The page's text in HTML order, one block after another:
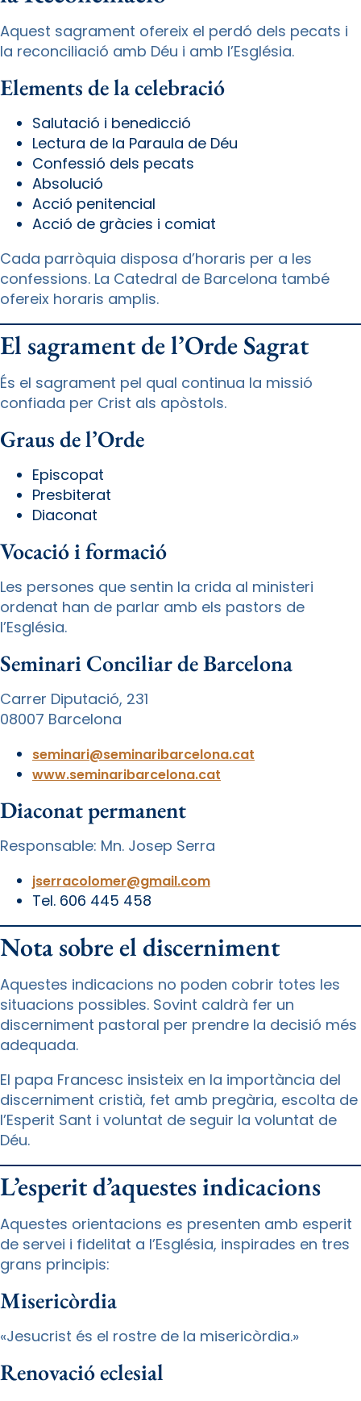
Aquest sagrament ofereix el perdó dels pecats i
la reconciliació amb Déu i amb l’Església.
Elements de la celebració
Salutació i benedicció
Lectura de la Paraula de Déu
Confessió dels pecats
Absolució
Acció penitencial
Acció de gràcies i comiat
Cada parròquia disposa d’horaris per a les
confessions. La Catedral de Barcelona també
ofereix horaris amplis.
El sagrament de l’Orde Sagrat
És el sagrament pel qual continua la missió
confiada per Crist als apòstols.
Graus de l’Orde
Episcopat
Presbiterat
Diaconat
Vocació i formació
Les persones que sentin la crida al ministeri
ordenat han de parlar amb els pastors de
l’Església.
Seminari Conciliar de Barcelona
Carrer Diputació, 231
08007 Barcelona
seminari@seminaribarcelona.cat
www.seminaribarcelona.cat
Diaconat permanent
Responsable: Mn. Josep Serra
jserracolomer@gmail.com
Tel. 606 445 458
Nota sobre el discerniment
Aquestes indicacions no poden cobrir totes les
situacions possibles. Sovint caldrà fer un
discerniment pastoral per prendre la decisió més
adequada.
El papa Francesc insisteix en la importància del
discerniment cristià, fet amb pregària, escolta de
l’Esperit Sant i voluntat de seguir la voluntat de
Déu.
L’esperit d’aquestes indicacions
Aquestes orientacions es presenten amb esperit
de servei i fidelitat a l’Església, inspirades en tres
grans principis:
Misericòrdia
«Jesucrist és el rostre de la misericòrdia.»
Renovació eclesial